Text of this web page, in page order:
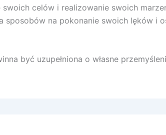
celów i realizowanie swoich
na pokonanie swoich lęków i
być uzupełniona o własne